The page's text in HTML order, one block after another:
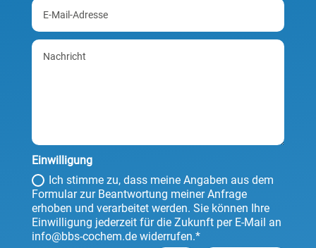
Einwilligung
Ich stimme zu, dass meine Angaben aus dem
Formular zur Beantwortung meiner Anfrage
erhoben und verarbeitet werden. Sie können Ihre
Einwilligung jederzeit für die Zukunft per E-Mail an
info@bbs-cochem.de widerrufen.*